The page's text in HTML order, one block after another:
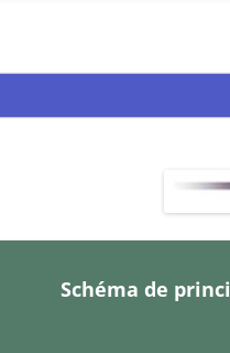
Schéma de